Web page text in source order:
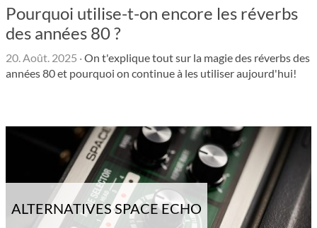
Pourquoi utilise-t-on encore les réverbs
des années 80 ?
20. Août. 2025 ·On t'explique tout sur la magie des réverbs des
années 80 et pourquoi on continue à les utiliser aujourd'hui!
ALTERNATIVES SPACE ECHO